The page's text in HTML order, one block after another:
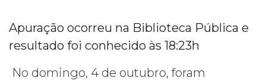
Apuração ocorreu na Biblioteca Pública e
resultado foi conhecido às 18:23h
No domingo, 4 de outubro, foram